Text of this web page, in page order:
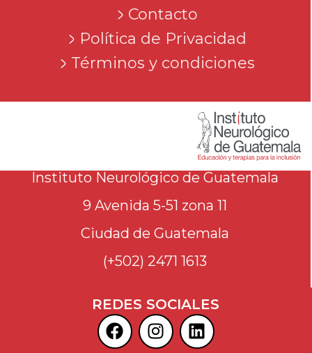
Contacto
Política de Privacidad
Términos y condiciones
Instituto Neurológico de Guatemala
9 Avenida 5-51 zona 11
Ciudad de Guatemala
(+502) 2471 1613
REDES SOCIALES